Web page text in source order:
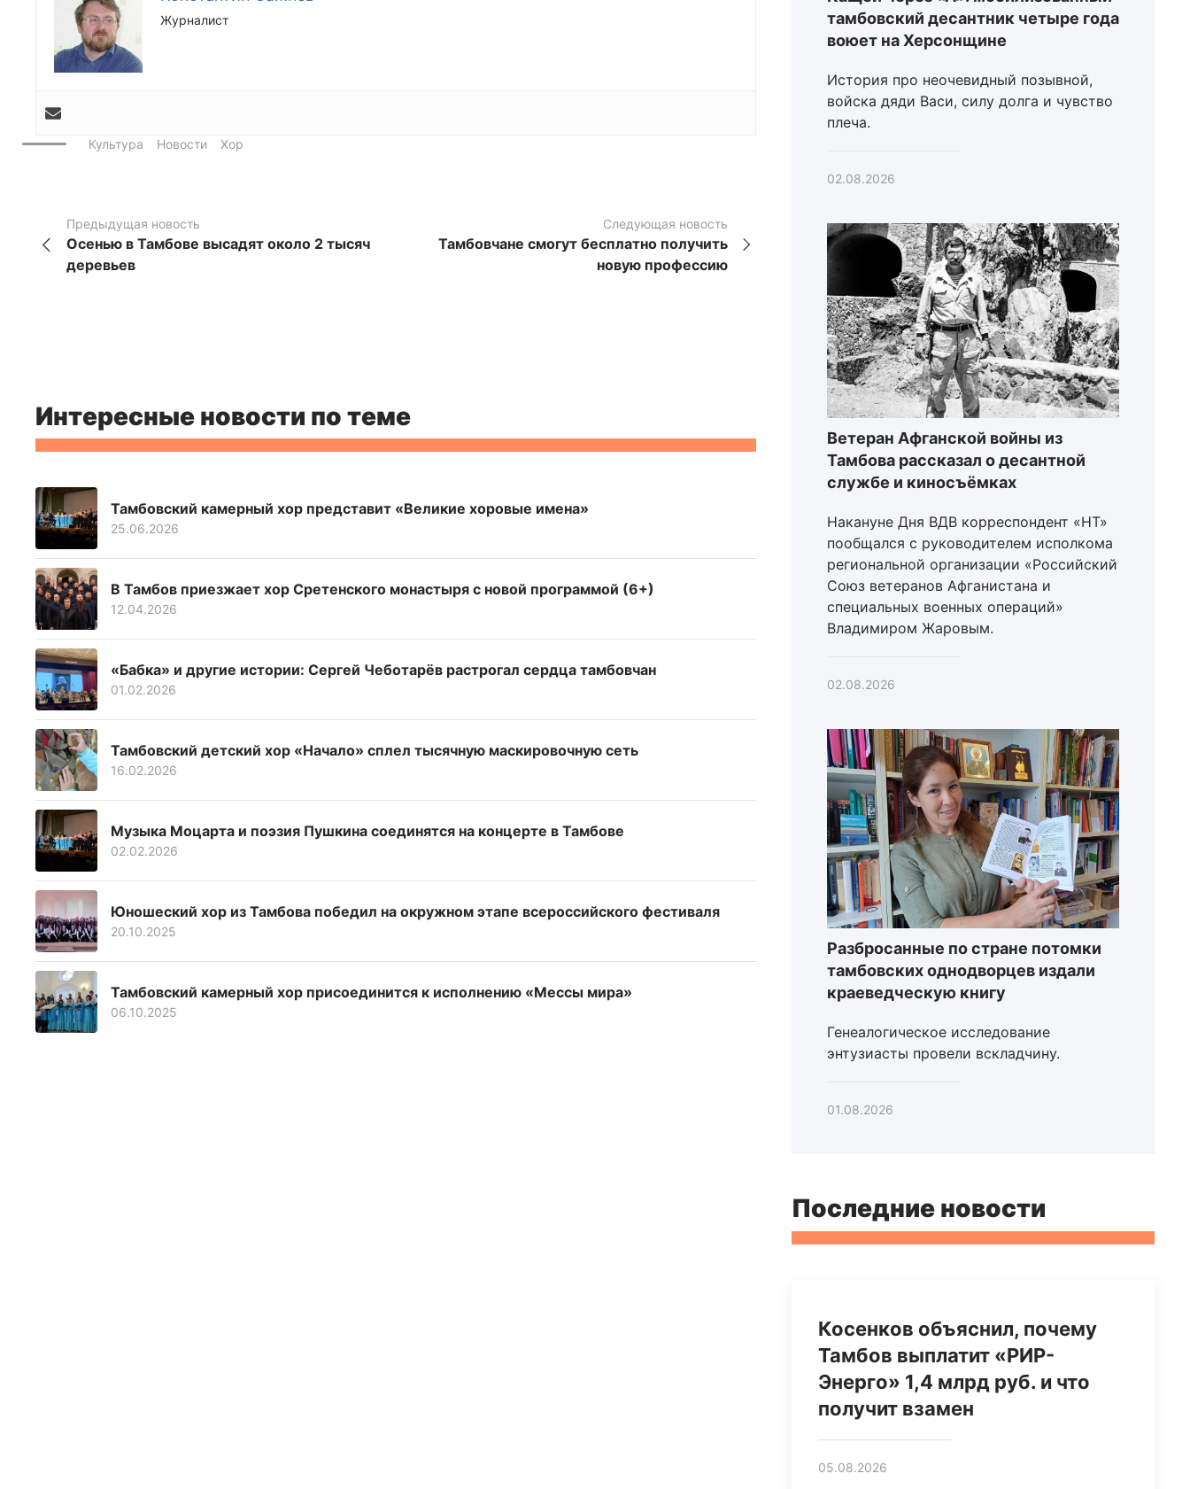
Журналист
Культура Новости Хор
Предыдущая новость
Осенью в Тамбове высадят около 2 тысяч
деревьев
Следующая новость
Тамбовчане смогут бесплатно получить
новую профессию
Интересные новости по теме
Тамбовский камерный хор представит «Великие хоровые имена»
25.06.2026
В Тамбов приезжает хор Сретенского монастыря с новой программой (6+)
12.04.2026
«Бабка» и другие истории: Сергей Чеботарёв растрогал сердца тамбовчан
01.02.2026
Тамбовский детский хор «Начало» сплел тысячную маскировочную сеть
16.02.2026
Музыка Моцарта и поэзия Пушкина соединятся на концерте в Тамбове
02.02.2026
Юношеский хор из Тамбова победил на окружном этапе всероссийского фестиваля
20.10.2025
Тамбовский камерный хор присоединится к исполнению «Мессы мира»
06.10.2025
тамбовский десантник четыре года
воюет на Херсонщине
История про неочевидный позывной,
войска дяди Васи, силу долга и чувство
плеча.
02.08.2026
Ветеран Афганской войны из
Тамбова рассказал о десантной
службе и киносъёмках
Накануне Дня ВДВ корреспондент «НТ»
пообщался с руководителем исполкома
региональной организации «Российский
Союз ветеранов Афганистана и
специальных военных операций»
Владимиром Жаровым.
02.08.2026
Разбросанные по стране потомки
тамбовских однодворцев издали
краеведческую книгу
Генеалогическое исследование
энтузиасты провели вскладчину.
01.08.2026
Последние новости
Косенков объяснил, почему
Тамбов выплатит «РИР-
Энерго» 1,4 млрд руб. и что
получит взамен
05.08.2026